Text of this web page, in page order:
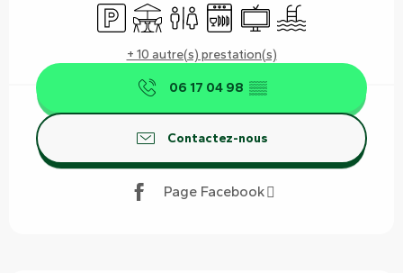
ParkingTerrasseToilettesLave vaisselle
Télévision
Piscine
+ 10 autre(s) prestation(s)
06 17 04 98 ▒▒
Contactez-nous
Page Facebook